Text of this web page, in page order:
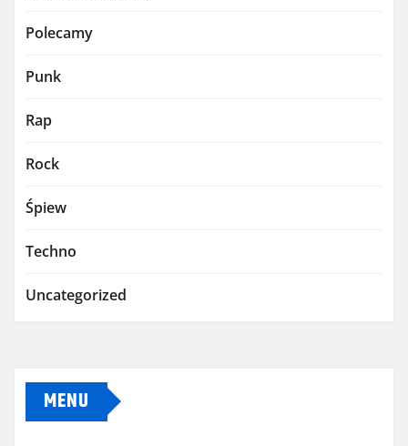
Polecamy
Punk
Rap
Rock
Śpiew
Techno
Uncategorized
MENU